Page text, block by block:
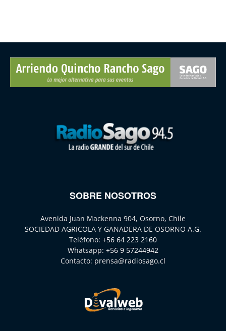
SOBRE NOSOTROS
Avenida Juan Mackenna 904, Osorno, Chile
SOCIEDAD AGRICOLA Y GANADERA DE OSORNO A.G.
Teléfono: +56 64 223 2160
Whatsapp: +56 9 57244942
Contacto: prensa@radiosago.cl